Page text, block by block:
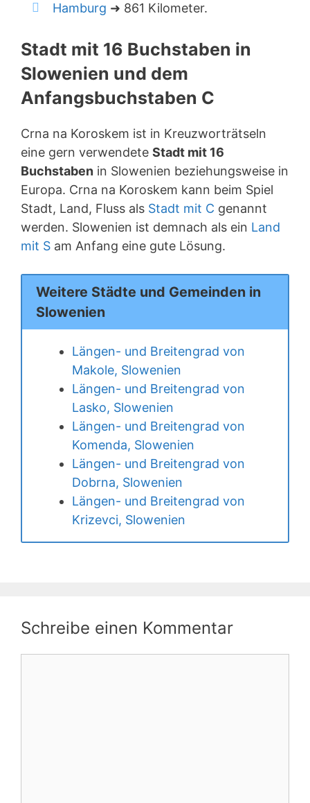
Hamburg ➜ 861 Kilometer.
Stadt mit 16 Buchstaben in
Slowenien und dem
Anfangsbuchstaben C
Crna na Koroskem ist in Kreuzworträtseln
eine gern verwendete Stadt mit 16
Buchstaben in Slowenien beziehungsweise in
Europa. Crna na Koroskem kann beim Spiel
Stadt, Land, Fluss als Stadt mit C genannt
werden. Slowenien ist demnach als ein Land
mit S am Anfang eine gute Lösung.
Weitere Städte und Gemeinden in
Slowenien
Längen- und Breitengrad von
Makole, Slowenien
Längen- und Breitengrad von
Lasko, Slowenien
Längen- und Breitengrad von
Komenda, Slowenien
Längen- und Breitengrad von
Dobrna, Slowenien
Längen- und Breitengrad von
Krizevci, Slowenien
Schreibe einen Kommentar